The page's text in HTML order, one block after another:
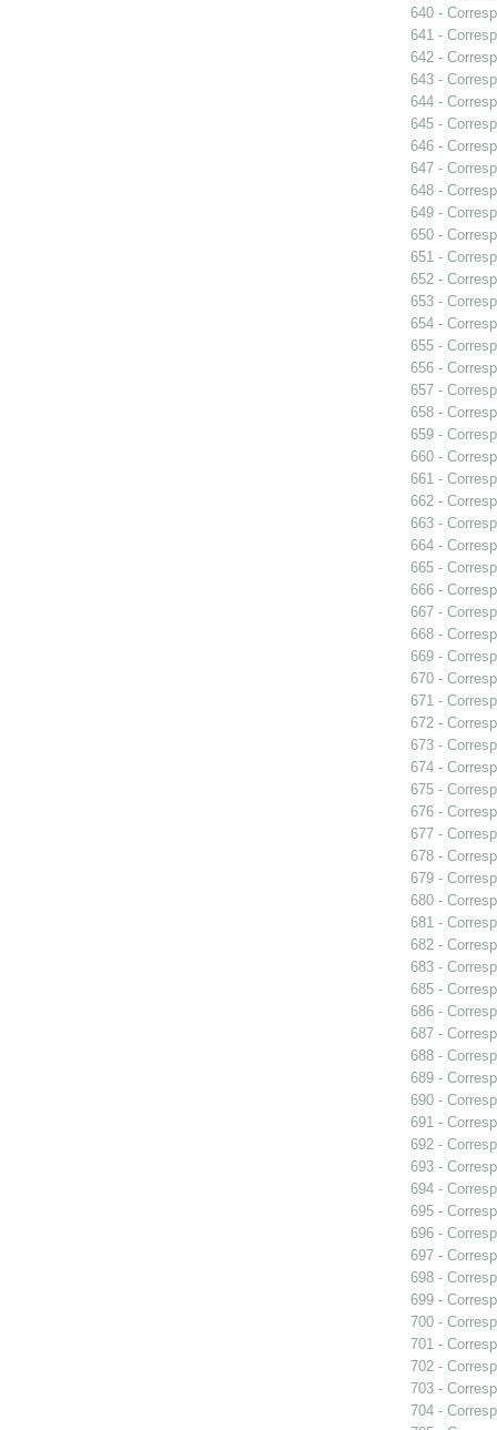
640 -
641 -
642 -
643 -
644 -
645 -
646 -
647 -
648 -
649 -
650 -
651 -
652 -
653 -
654 -
655 -
656 -
657 -
658 -
659 -
660 -
661 -
662 -
663 -
664 -
665 -
666 -
667 -
668 -
669 -
670 -
671 -
672 -
673 -
674 -
675 -
676 -
677 -
678 -
679 -
680 -
681 -
682 -
683 -
685 -
686 -
687 -
688 -
689 -
690 -
691 -
692 -
693 -
694 -
695 -
696 -
697 -
698 -
699 -
700 -
701 -
702 -
703 -
704 -